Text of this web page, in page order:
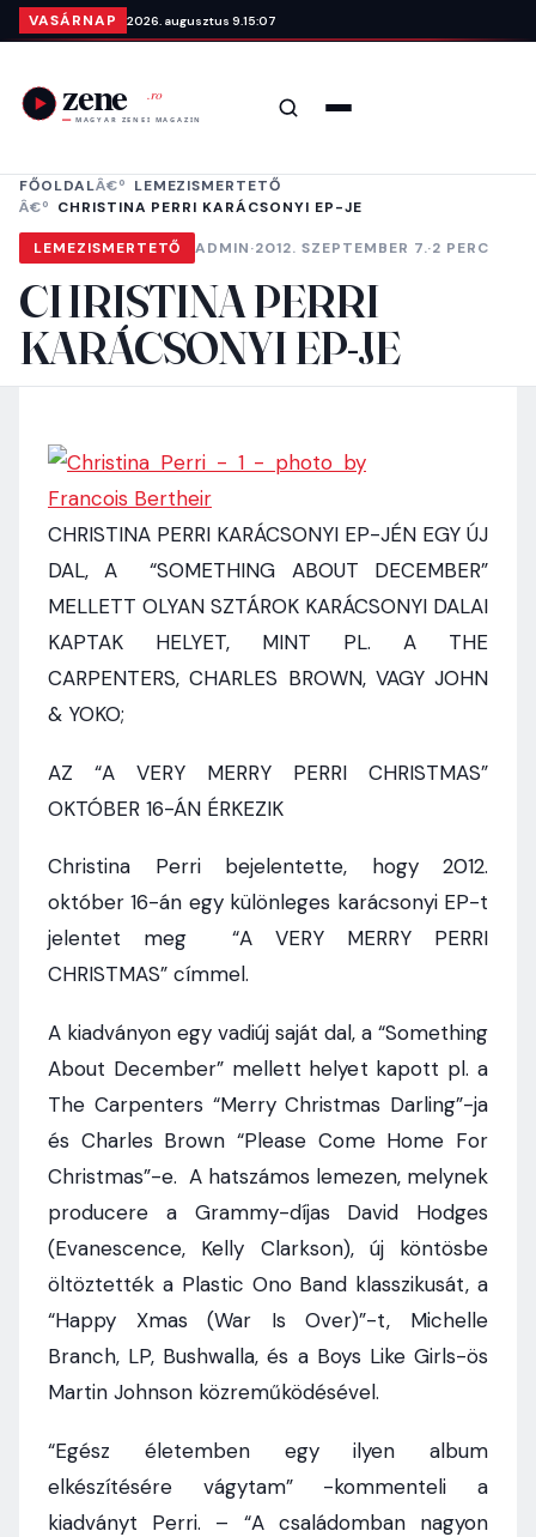
Ugrás a tartalomra
VASÁRNAP 2026. augusztus 9. 15:07
Keresés
FŐOLDAL
LEMEZISMERTETŐ
CHRISTINA PERRI KARÁCSONYI EP-JE
LEMEZISMERTETŐ ADMIN·2012. SZEPTEMBER 7.·2 PERC
CHRISTINA PERRI
KARÁCSONYI EP-JE
CHRISTINA PERRI KARÁCSONYI EP-JÉN EGY ÚJ
DAL, A “SOMETHING ABOUT DECEMBER”
MELLETT OLYAN SZTÁROK KARÁCSONYI DALAI
KAPTAK HELYET, MINT PL. A THE
CARPENTERS, CHARLES BROWN, VAGY JOHN
& YOKO;
AZ “A VERY MERRY PERRI CHRISTMAS”
OKTÓBER 16-ÁN ÉRKEZIK
Christina Perri bejelentette, hogy 2012.
október 16-án egy különleges karácsonyi EP-t
jelentet meg “A VERY MERRY PERRI
CHRISTMAS” címmel.
A kiadványon egy vadiúj saját dal, a “Something
About December” mellett helyet kapott pl. a
The Carpenters “Merry Christmas Darling”-ja
és Charles Brown “Please Come Home For
Christmas”-e. A hatszámos lemezen, melynek
producere a Grammy-díjas David Hodges
(Evanescence, Kelly Clarkson), új köntösbe
öltöztették a Plastic Ono Band klasszikusát, a
“Happy Xmas (War Is Over)”-t, Michelle
Branch, LP, Bushwalla, és a Boys Like Girls-ös
Martin Johnson közreműködésével.
“Egész életemben egy ilyen album
elkészítésére vágytam” -kommenteli a
kiadványt Perri. – “A családomban nagyon